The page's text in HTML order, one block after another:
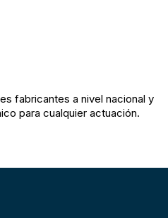
fabricantes a nivel nacional y
para cualquier actuación.